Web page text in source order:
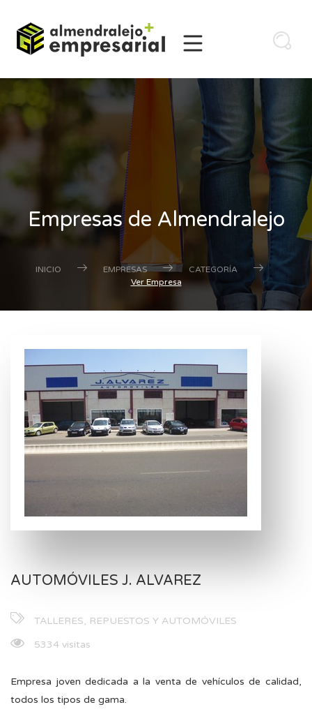
Empresas de Almendralejo
INICIO EMPRESAS
CATEGORÍA
Ver Empresa
AUTOMÓVILES J. ALVAREZ
TALLERES, REPUESTOS Y AUTOMÓVILES
5334 visitas
Empresa joven dedicada a la venta de vehículos de calidad,
todos los tipos de gama.